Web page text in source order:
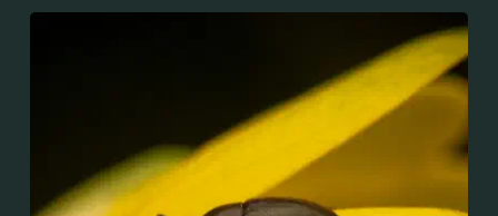
Meligethes aeneus.